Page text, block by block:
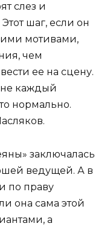
слез и
шаг, если он
мотивами,
чем
ее на сцену.
не каждый
нормально.
заключалась
ведущей. А в
по праву
она сама этой
а